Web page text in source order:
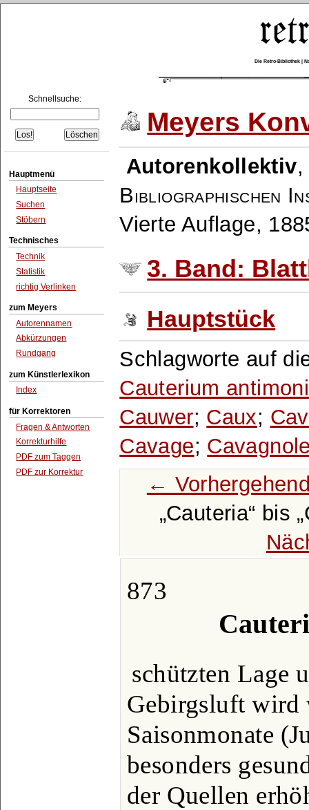
Die Retro-Bibliothek |
Schnellsuche:
Hauptmenü
Hauptseite
Suchen
Stöbern
Technisches
Technik
Statistik
richtig Verlinken
zum Meyers
Autorennamen
Abkürzungen
Rundgang
zum Künstlerlexikon
Index
für Korrektoren
Fragen & Antworten
Korrekturhilfe
PDF zum Taggen
PDF zur Korrektur
Meyers
Autorenkollektiv
Bibliographischen
Vierte Auflage,
3. Band:
Hauptstück
Schlagworte auf
Cauterium
Cauwer; Caux;
Cavage;
←
Cauteria
bis
873
schützten Lage
Gebirgsluft wird
Saisonmonate
besonders
der Quellen